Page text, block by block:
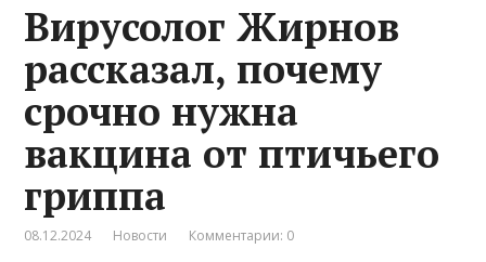
Вирусолог Жирнов
рассказал, почему
срочно нужна
вакцина от птичьего
гриппа
08.12.2024 Новости Комментарии: 0